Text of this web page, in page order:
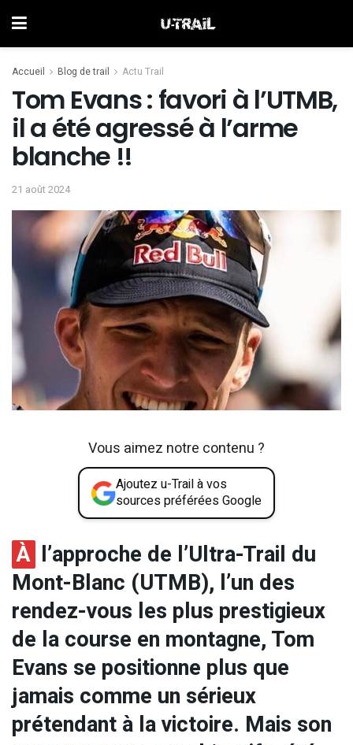
Accueil Blog de trail Actu Trail
Tom Evans : favori à l’UTMB,
il a été agressé à l’arme
blanche !!
21 août 2024
Vous aimez notre contenu ?
Ajoutez u-Trail à vos
sources préférées Google
À l’approche de l’Ultra-Trail du
Mont-Blanc (UTMB), l’un des
rendez-vous les plus prestigieux
de la course en montagne, Tom
Evans se positionne plus que
jamais comme un sérieux
prétendant à la victoire. Mais son